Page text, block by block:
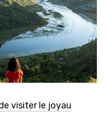
visiter le joyau